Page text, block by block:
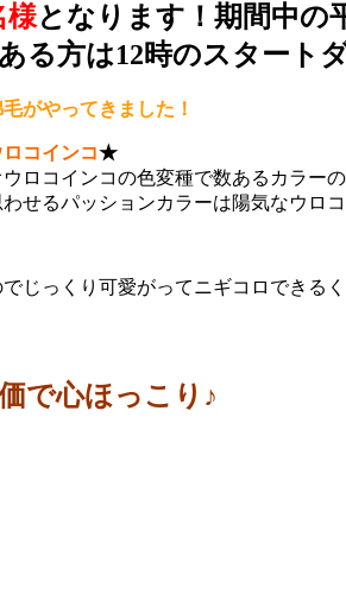
様となります！期間中の
る方は12時のスタート
がやってきました！
コインコ★
ロコインコの色変種で数あるカラー
せるパッションカラーは陽気なウロ
じっくり可愛がってニギコロできる
で心ほっこり♪